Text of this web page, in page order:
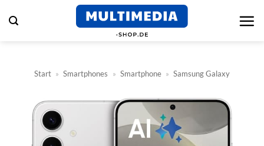
Inhalt
Start » Smartphones » Smartphone » Samsung Galaxy